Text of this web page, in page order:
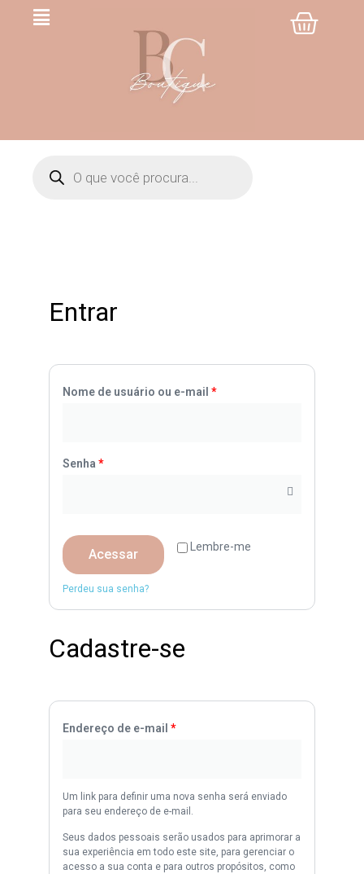
Entrar
Nome de usuário ou e-mail *
Senha *
Lembre-me
Acessar
Perdeu sua senha?
Cadastre-se
Endereço de e-mail *
Um link para definir uma nova senha será enviado
para seu endereço de e-mail.
Seus dados pessoais serão usados para aprimorar a
sua experiência em todo este site, para gerenciar o
acesso a sua conta e para outros propósitos, como